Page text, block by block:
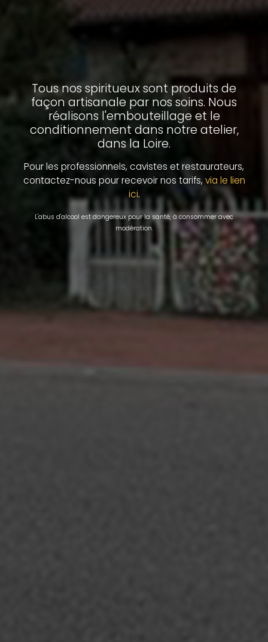
Tous nos spiritueux sont produits de
façon artisanale par nos soins. Nous
réalisons l'embouteillage et le
conditionnement dans notre atelier,
dans la Loire.
Pour les professionnels, cavistes et restaurateurs,
contactez-nous pour recevoir nos tarifs, via le lien
ici.
L'abus d'alcool est dangereux pour la santé, à consommer avec
modération.